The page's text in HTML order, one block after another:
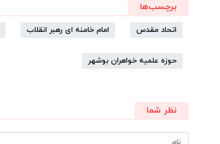
برچسب‌ها
اتحاد مقدس امام خامنه ای رهبر انقلاب
حوزه علمیه خواهران بوشهر
نظر شما